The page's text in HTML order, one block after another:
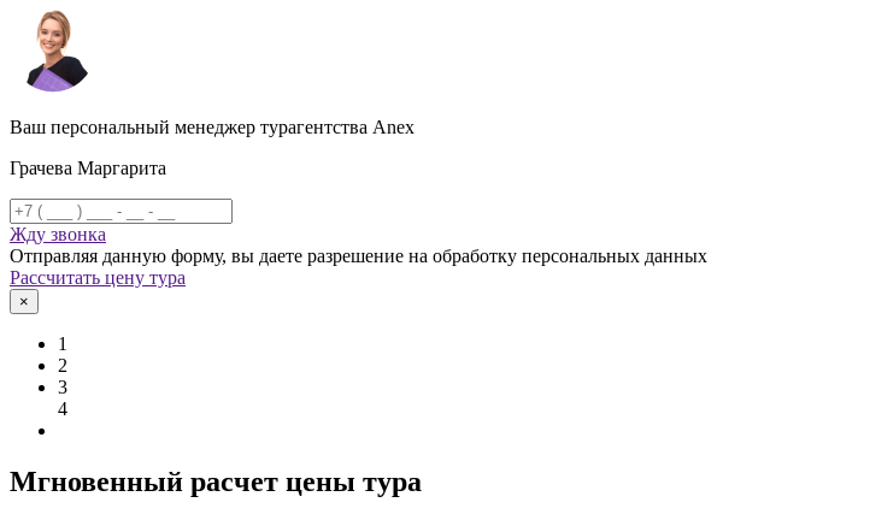
Ваш персональный менеджер турагентства Anex
Грачева Маргарита
Жду звонка
Отправляя данную форму, вы даете разрешение на обработку персональных данных
Рассчитать цену тура
×
1
2
3
4
Мгновенный расчет цены тура